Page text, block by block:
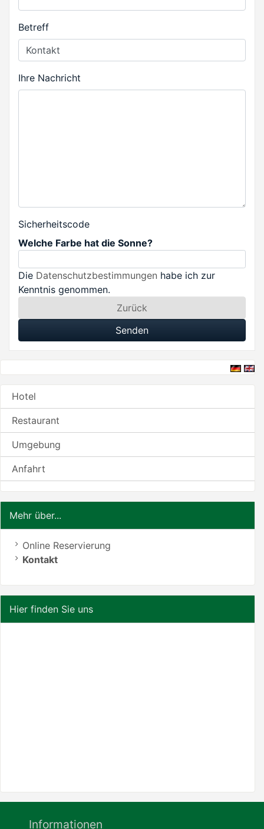
Betreff
Ihre Nachricht
Sicherheitscode
Welche Farbe hat die Sonne?
Die Datenschutzbestimmungen habe ich zur
Kenntnis genommen.
Zurück
Senden
Hotel
Restaurant
Umgebung
Anfahrt
Mehr über...
Online Reservierung
Kontakt
Hier finden Sie uns
Informationen